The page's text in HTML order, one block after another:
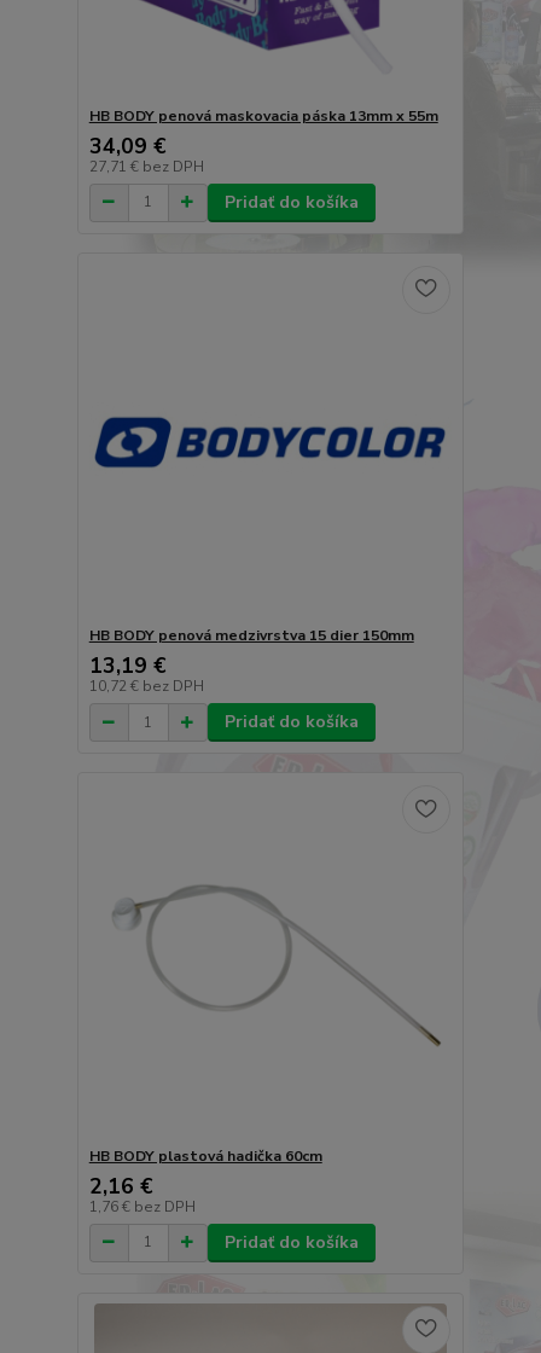
HB BODY penová maskovacia páska 13mm x 55m
34,09 €
27,71 € bez DPH
Pridať do košíka
HB BODY penová medzivrstva 15 dier 150mm
13,19 €
10,72 € bez DPH
Pridať do košíka
HB BODY plastová hadička 60cm
2,16 €
1,76 € bez DPH
Pridať do košíka